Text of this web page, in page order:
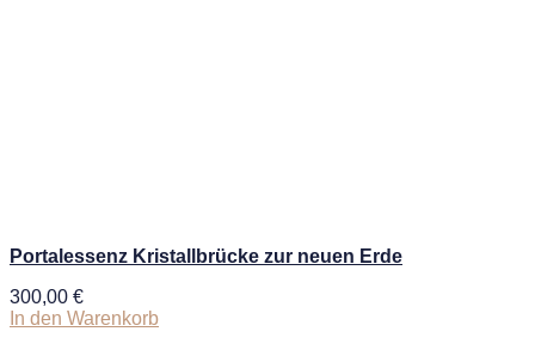
Portalessenz Kristallbrücke zur neuen Erde
300,00 €
In den Warenkorb